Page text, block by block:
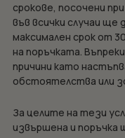
срокове, посочени
във всички случаи
максимален срок от
на поръчката.
причини като
обстоятелства или
За целите на тези
извършена и поръчка